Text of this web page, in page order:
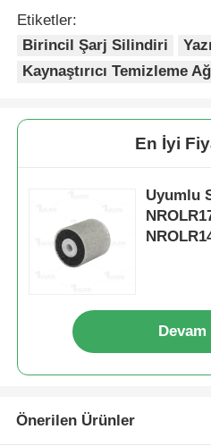
Lexmark Toner Çip
Canon Toner Çipi
OKI Toner Çipi
Kardeş Toner Çipi
Etiketler:
Birincil Şarj Silindiri
Kaynaştırıcı Temizleme
En İyi
Uyumlu
Devam
Önerilen Ürünler